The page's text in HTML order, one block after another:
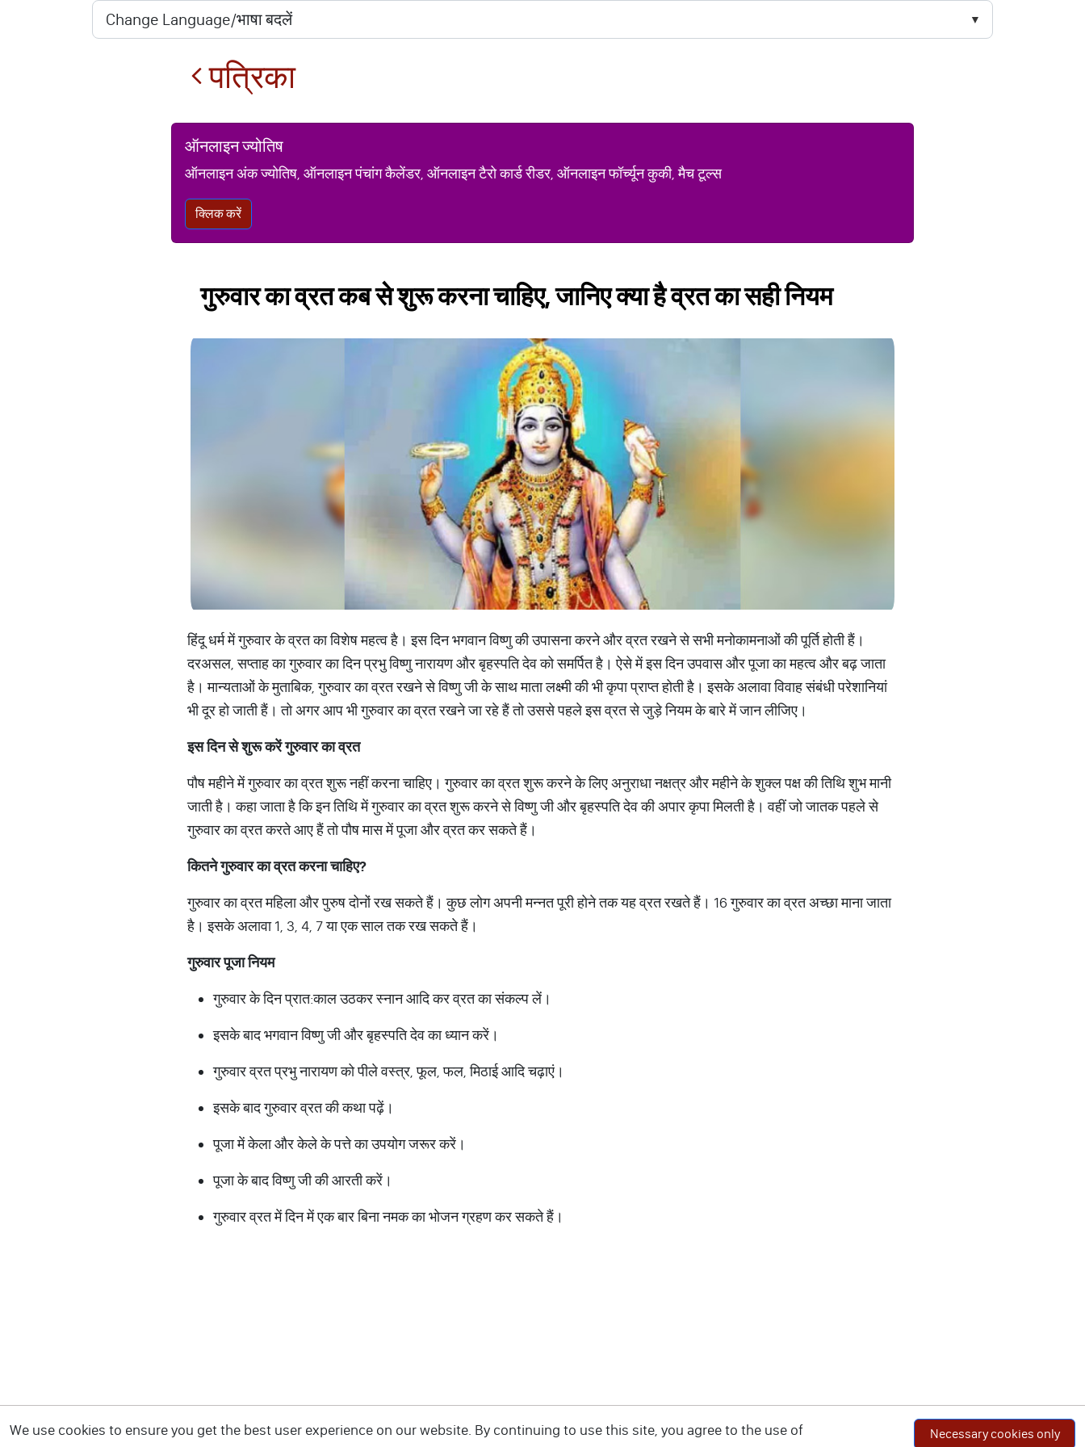
पत्रिका
ऑनलाइन ज्योतिष
ऑनलाइन अंक ज्योतिष, ऑनलाइन पंचांग कैलेंडर, ऑनलाइन टैरो कार्ड रीडर, ऑनलाइन फॉर्च्यून कुकी, मैच टूल्स
क्लिक करें
गुरुवार का व्रत कब से शुरू करना चाहिए, जानिए क्या है व्रत का सही नियम
हिंदू धर्म में गुरुवार के व्रत का विशेष महत्व है। इस दिन भगवान विष्णु की उपासना करने और व्रत रखने से सभी मनोकामनाओं की पूर्ति होती हैं।
दरअसल, सप्ताह का गुरुवार का दिन प्रभु विष्णु नारायण और बृहस्पति देव को समर्पित है। ऐसे में इस दिन उपवास और पूजा का महत्व और बढ़ जाता
है। मान्यताओं के मुताबिक, गुरुवार का व्रत रखने से विष्णु जी के साथ माता लक्ष्मी की भी कृपा प्राप्त होती है। इसके अलावा विवाह संबंधी परेशानियां
भी दूर हो जाती हैं। तो अगर आप भी गुरुवार का व्रत रखने जा रहे हैं तो उससे पहले इस व्रत से जुड़े नियम के बारे में जान लीजिए।
इसदिनसेशुरूकरेंगुरुवारकाव्रत
पौष महीने में गुरुवार का व्रत शुरू नहीं करना चाहिए। गुरुवार का व्रत शुरू करने के लिए अनुराधा नक्षत्र और महीने के शुक्ल पक्ष की तिथि शुभ मानी
जाती है। कहा जाता है कि इन तिथि में गुरुवार का व्रत शुरू करने से विष्णु जी और बृहस्पति देव की अपार कृपा मिलती है। वहीं जो जातक पहले से
गुरुवार का व्रत करते आए हैं तो पौष मास में पूजा और व्रत कर सकते हैं।
कितनेगुरुवारकाव्रतकरनाचाहिए?
गुरुवार का व्रत महिला और पुरुष दोनों रख सकते हैं। कुछ लोग अपनी मन्नत पूरी होने तक यह व्रत रखते हैं। 16 गुरुवार का व्रत अच्छा माना जाता
है। इसके अलावा 1, 3, 4, 7 या एक साल तक रख सकते हैं।
गुरुवारपूजानियम
गुरुवार के दिन प्रात:काल उठकर स्नान आदि कर व्रत का संकल्प लें।
इसके बाद भगवान विष्णु जी और बृहस्पति देव का ध्यान करें।
गुरुवार व्रत प्रभु नारायण को पीले वस्त्र, फूल, फल, मिठाई आदि चढ़ाएं।
इसके बाद गुरुवार व्रत की कथा पढ़ें।
पूजा में केला और केले के पत्ते का उपयोग जरूर करें।
पूजा के बाद विष्णु जी की आरती करें।
गुरुवार व्रत में दिन में एक बार बिना नमक का भोजन ग्रहण कर सकते हैं।
We use cookies to ensure you get the best user experience on our website. By continuing to use this site, you agree to the use of
Necessary cookies only